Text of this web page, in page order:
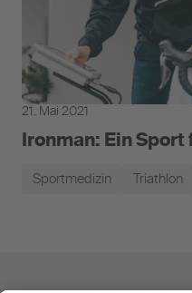
21. Mai 2021
Ironman: Ein
Sportmedizin Triathlon